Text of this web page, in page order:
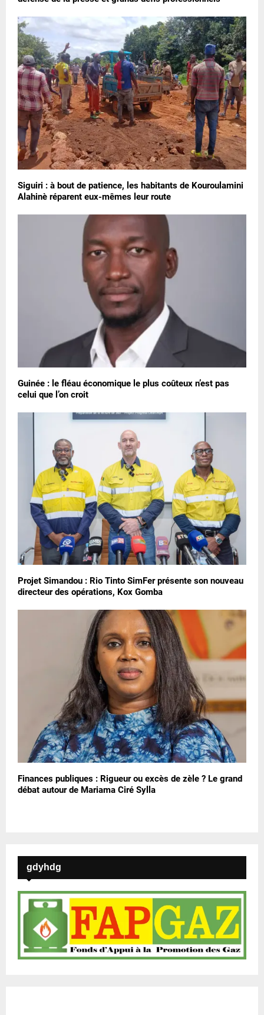
Siguiri : à bout de patience, les habitants de Kouroulamini
Alahinè réparent eux-mêmes leur route
Guinée : le fléau économique le plus coûteux n’est pas
celui que l’on croit
Projet Simandou : Rio Tinto SimFer présente son nouveau
directeur des opérations, Kox Gomba
Finances publiques : Rigueur ou excès de zèle ? Le grand
débat autour de Mariama Ciré Sylla
gdyhdg